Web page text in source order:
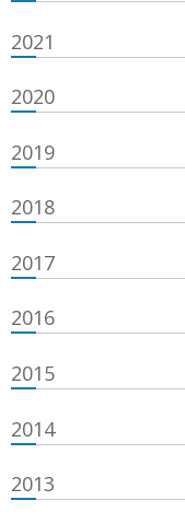
2021
2020
2019
2018
2017
2016
2015
2014
2013